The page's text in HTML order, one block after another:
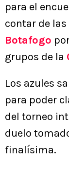
para el
contar de
Botafogo
grupos de la
Los azules
para poder
del torneo
duelo
finalísima.